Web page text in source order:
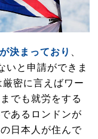
決まっており
いと申請ができま
密に言えばワー
でも就労をする
あるロンドンが
日本人が住んで